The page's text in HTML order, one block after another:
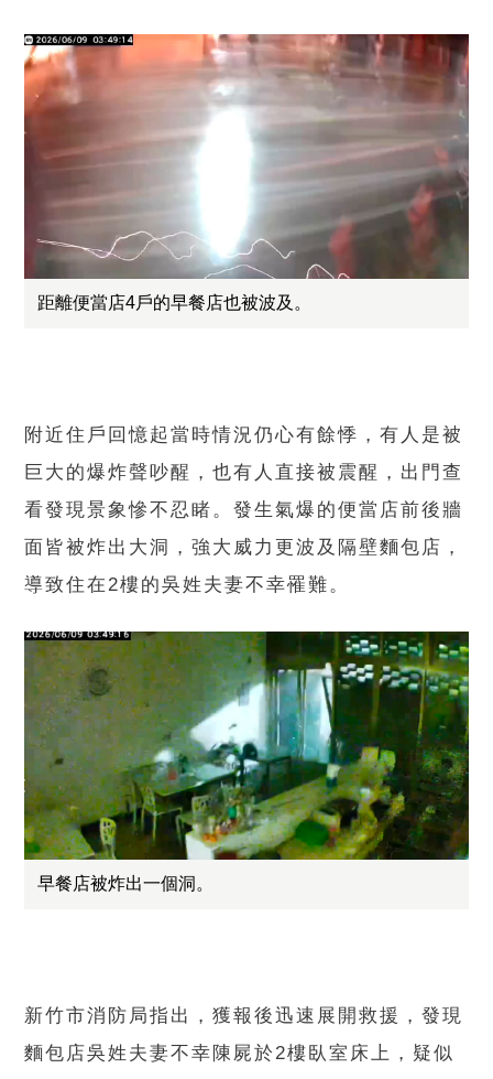
距離便當店4戶的早餐店也被波及。
附近住戶回憶起當時情況仍心有餘悸，有人是被
巨大的爆炸聲吵醒，也有人直接被震醒，出門查
看發現景象慘不忍睹。發生氣爆的便當店前後牆
面皆被炸出大洞，強大威力更波及隔壁麵包店，
導致住在2樓的吳姓夫妻不幸罹難。
早餐店被炸出一個洞。
新竹市消防局指出，獲報後迅速展開救援，發現
麵包店吳姓夫妻不幸陳屍於2樓臥室床上，疑似